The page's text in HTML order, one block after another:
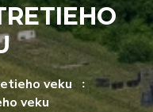
veku
veku